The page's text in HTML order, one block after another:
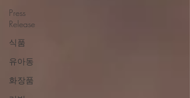
Press
Release
식품
유아동
화장품